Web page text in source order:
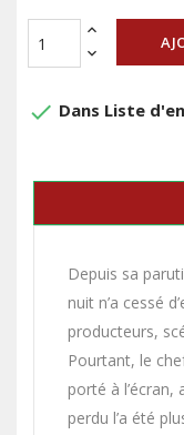
done Dans Liste
Depuis sa
nuit n’a cessé
producteurs,
Pourtant, le
porté à l’écran,
perdu l’a été